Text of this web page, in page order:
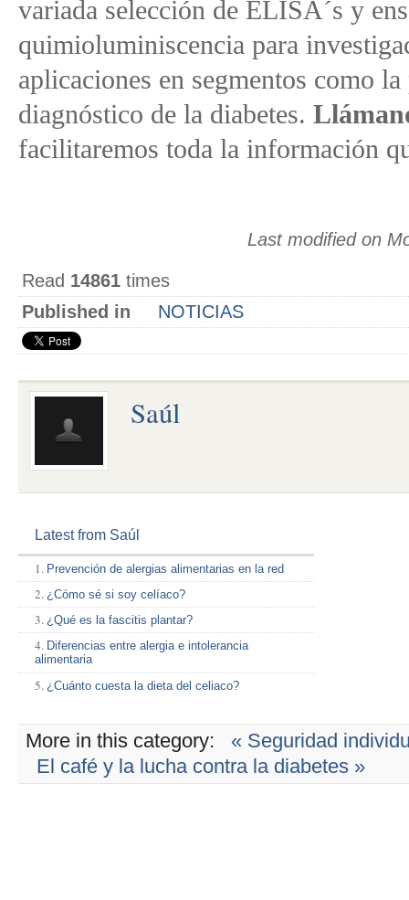
variada selección de ELISA´s y
quimioluminiscencia para
aplicaciones en segmentos como
diagnóstico de la diabetes.
facilitaremos toda la información
Last modified on
Read 14861 times
Published in
NOTICIAS
Saúl
Latest from Saúl
Prevención de alergias alimentarias en la red
¿Cómo sé si soy celíaco?
¿Qué es la fascitis plantar?
Diferencias entre alergia e intolerancia
alimentaria
¿Cuánto cuesta la dieta del celiaco?
More in this category:
« Seguridad
El café y la lucha contra la diabetes »